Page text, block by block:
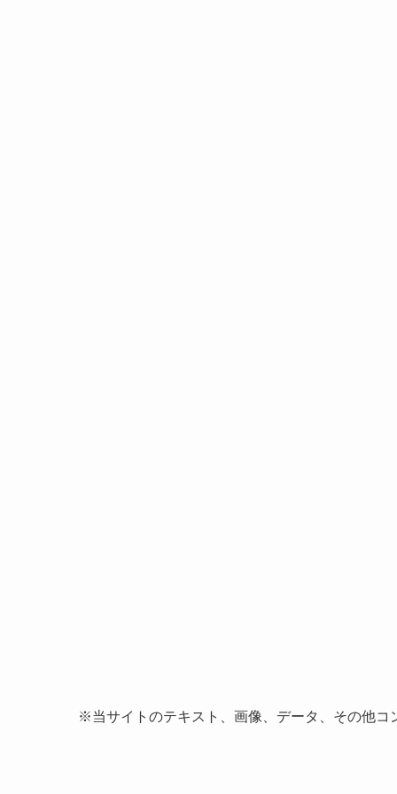
※当サイトのテキスト、画像、データ、その他